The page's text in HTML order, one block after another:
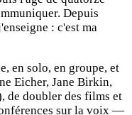
Depuis
: c'est ma
en solo, en groupe, et
Eicher, Jane Birkin,
de doubler des films et
sur la voix —